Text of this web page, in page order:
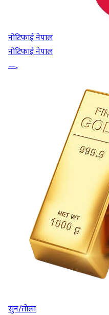
नोटिफाई नेपाल
नोटिफाई नेपाल
—,
सुन/तोला